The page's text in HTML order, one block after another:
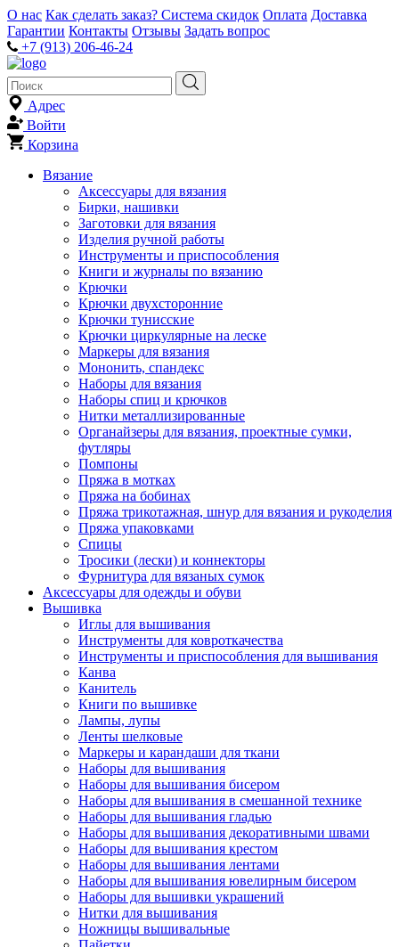
О нас Как сделать заказ? Система скидок Оплата Доставка
Гарантии Контакты Отзывы Задать вопрос
+7 (913) 206-46-24
Адрес
Войти
Корзина
Вязание
Аксессуары для вязания
Бирки, нашивки
Заготовки для вязания
Изделия ручной работы
Инструменты и приспособления
Книги и журналы по вязанию
Крючки
Крючки двухсторонние
Крючки тунисские
Крючки циркулярные на леске
Маркеры для вязания
Мононить, спандекс
Наборы для вязания
Наборы спиц и крючков
Нитки металлизированные
Органайзеры для вязания, проектные сумки,
футляры
Помпоны
Пряжа в мотках
Пряжа на бобинах
Пряжа трикотажная, шнур для вязания и рукоделия
Пряжа упаковками
Спицы
Тросики (лески) и коннекторы
Фурнитура для вязаных сумок
Аксессуары для одежды и обуви
Вышивка
Иглы для вышивания
Инструменты для ковроткачества
Инструменты и приспособления для вышивания
Канва
Канитель
Книги по вышивке
Лампы, лупы
Ленты шелковые
Маркеры и карандаши для ткани
Наборы для вышивания
Наборы для вышивания бисером
Наборы для вышивания в смешанной технике
Наборы для вышивания гладью
Наборы для вышивания декоративными швами
Наборы для вышивания крестом
Наборы для вышивания лентами
Наборы для вышивания ювелирным бисером
Наборы для вышивки украшений
Нитки для вышивания
Ножницы вышивальные